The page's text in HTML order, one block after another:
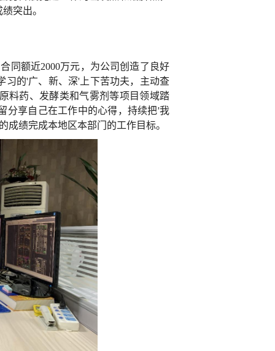
突出。
同额近2000万元，为公司创造了良好
习的'广、新、深'上下苦功夫，主动查
料药、发酵类和气雾剂等项目领域踏
分享自己在工作中的心得，持续把'我
绩完成本地区本部门的工作目标。